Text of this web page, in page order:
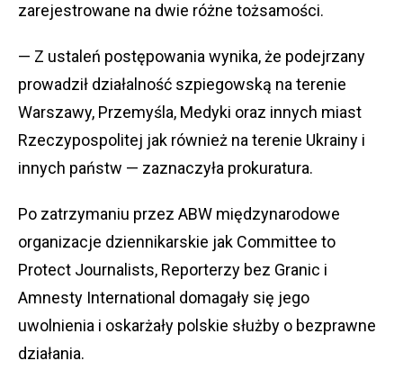
zarejestrowane na dwie różne tożsamości.
— Z ustaleń postępowania wynika, że podejrzany
prowadził działalność szpiegowską na terenie
Warszawy, Przemyśla, Medyki oraz innych miast
Rzeczypospolitej jak również na terenie Ukrainy i
innych państw — zaznaczyła prokuratura.
Po zatrzymaniu przez ABW międzynarodowe
organizacje dziennikarskie jak Committee to
Protect Journalists, Reporterzy bez Granic i
Amnesty International domagały się jego
uwolnienia i oskarżały polskie służby o bezprawne
działania.